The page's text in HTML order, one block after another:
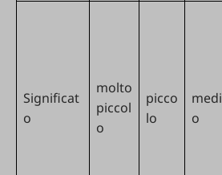
Significat
o
molto
piccol
o
picco
lo
medi
o